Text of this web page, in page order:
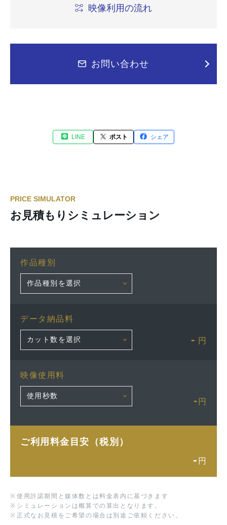
映像利用の流れ
お問い合わせ
LINE ポスト シェア
PRICE SIMULATOR
お見積もりシミュレーション
作品種別
データ納品料
- 円
映像使用料
- 円
ご利用料金目安（税別）
- 円
※ 使用許諾期間と媒体数とは料金表内に基づきます
※ シミュレーションは概算での算出となります。
※ 正式なお見積をご希望の場合は別途ご依頼ください。